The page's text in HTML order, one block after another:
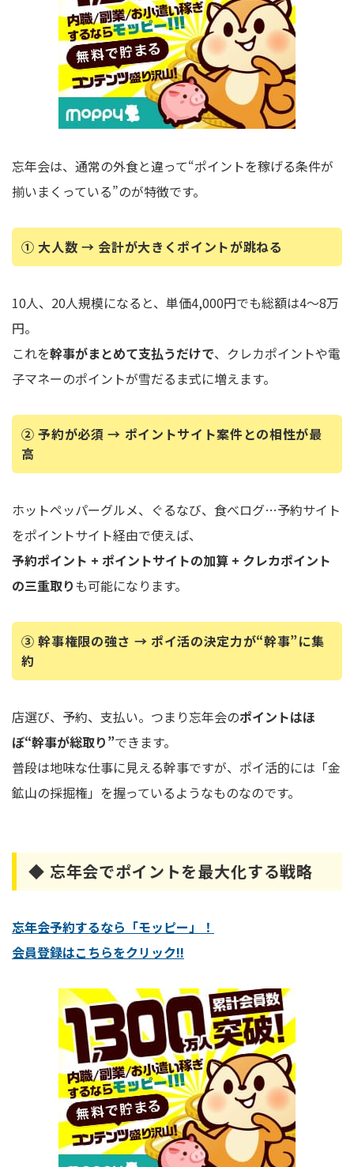
忘年会は、通常の外食と違って“ポイントを稼げる条件が
揃いまくっている”のが特徴です。
① 大人数 → 会計が大きくポイントが跳ねる
10人、20人規模になると、単価4,000円でも総額は4～8万
円。
これを幹事がまとめて支払うだけで、クレカポイントや電
子マネーのポイントが雪だるま式に増えます。
② 予約が必須 → ポイントサイト案件との相性が最
高
ホットペッパーグルメ、ぐるなび、食べログ…予約サイト
をポイントサイト経由で使えば、
予約ポイント + ポイントサイトの加算 + クレカポイント
の三重取りも可能になります。
③ 幹事権限の強さ → ポイ活の決定力が“幹事”に集
約
店選び、予約、支払い。つまり忘年会のポイントはほ
ぼ“幹事が総取り”できます。
普段は地味な仕事に見える幹事ですが、ポイ活的には「金
鉱山の採掘権」を握っているようなものなのです。
◆ 忘年会でポイントを最大化する戦略
忘年会予約するなら「モッピー」！
会員登録はこちらをクリック!!